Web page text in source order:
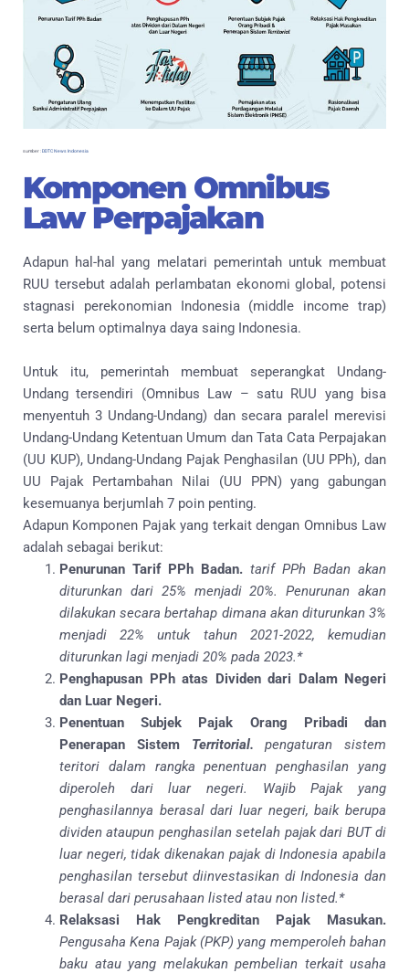
sumber :DDTC News Indonesia
Komponen Omnibus
Law Perpajakan
Adapun hal-hal yang melatari pemerintah untuk membuat
RUU tersebut adalah perlambatan ekonomi global, potensi
stagnasi perekonomian Indonesia (middle income trap)
serta belum optimalnya daya saing Indonesia.
Untuk itu, pemerintah membuat seperangkat Undang-
Undang tersendiri (Omnibus Law – satu RUU yang bisa
menyentuh 3 Undang-Undang) dan secara paralel merevisi
Undang-Undang Ketentuan Umum dan Tata Cata Perpajakan
(UU KUP), Undang-Undang Pajak Penghasilan (UU PPh), dan
UU Pajak Pertambahan Nilai (UU PPN) yang gabungan
kesemuanya berjumlah 7 poin penting.
Adapun Komponen Pajak yang terkait dengan Omnibus Law
adalah sebagai berikut:
Penurunan Tarif PPh Badan. tarif PPh Badan akan
diturunkan dari 25% menjadi 20%. Penurunan akan
dilakukan secara bertahap dimana akan diturunkan 3%
menjadi 22% untuk tahun 2021-2022, kemudian
diturunkan lagi menjadi 20% pada 2023.*
Penghapusan PPh atas Dividen dari Dalam Negeri
dan Luar Negeri.
Penentuan Subjek Pajak Orang Pribadi dan
Penerapan Sistem Territorial.pengaturan sistem
teritori dalam rangka penentuan penghasilan yang
diperoleh dari luar negeri. Wajib Pajak yang
penghasilannya berasal dari luar negeri, baik berupa
dividen ataupun penghasilan setelah pajak dari BUT di
luar negeri, tidak dikenakan pajak di Indonesia apabila
penghasilan tersebut diinvestasikan di Indonesia dan
berasal dari perusahaan listed atau non listed.*
Relaksasi Hak Pengkreditan Pajak Masukan.
Pengusaha Kena Pajak (PKP) yang memperoleh bahan
baku atau yang melakukan pembelian terkait usaha